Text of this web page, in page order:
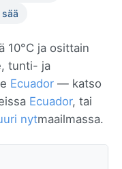
sää
10°C ja osittain
tunti- ja
Ecuador — katso
Ecuador, tai
nytmaailmassa.